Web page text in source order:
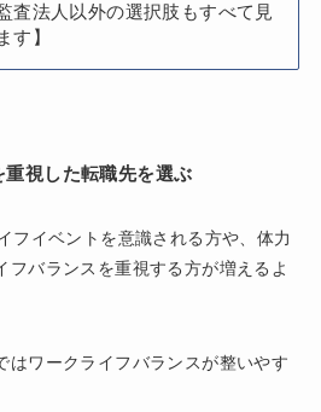
監査法人以外の選択肢もすべて見
す】
視した転職先を選ぶ
フイベントを意識される方や、体力
フバランスを重視する方が増えるよ
はワークライフバランスが整いやす